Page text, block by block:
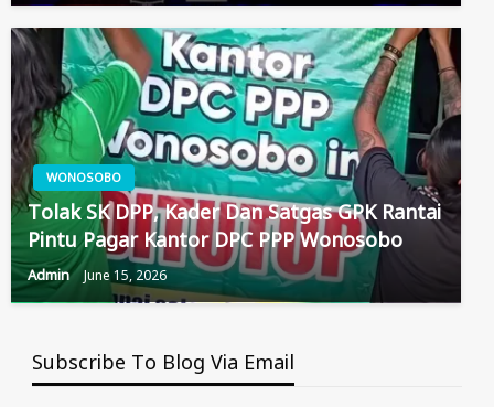
WONOSOBO
Tolak SK DPP, Kader Dan Satgas GPK Rantai
Pintu Pagar Kantor DPC PPP Wonosobo
Admin June 15, 2026
Subscribe To Blog Via Email